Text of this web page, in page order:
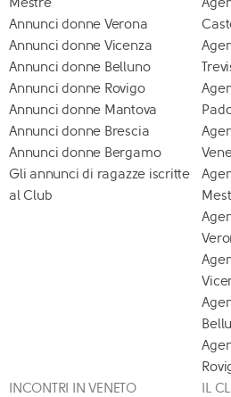
Annunci donne Verona
Annunci donne Vicenza
Annunci donne Belluno
Annunci donne Rovigo
Annunci donne Mantova
Annunci donne Brescia
Annunci donne Bergamo
Gli annunci di ragazze iscritte
al Club
INCONTRI IN VENETO
IL